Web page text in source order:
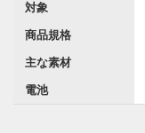
対象
商品規格
主な素材
電池